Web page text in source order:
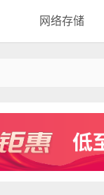
网络存储